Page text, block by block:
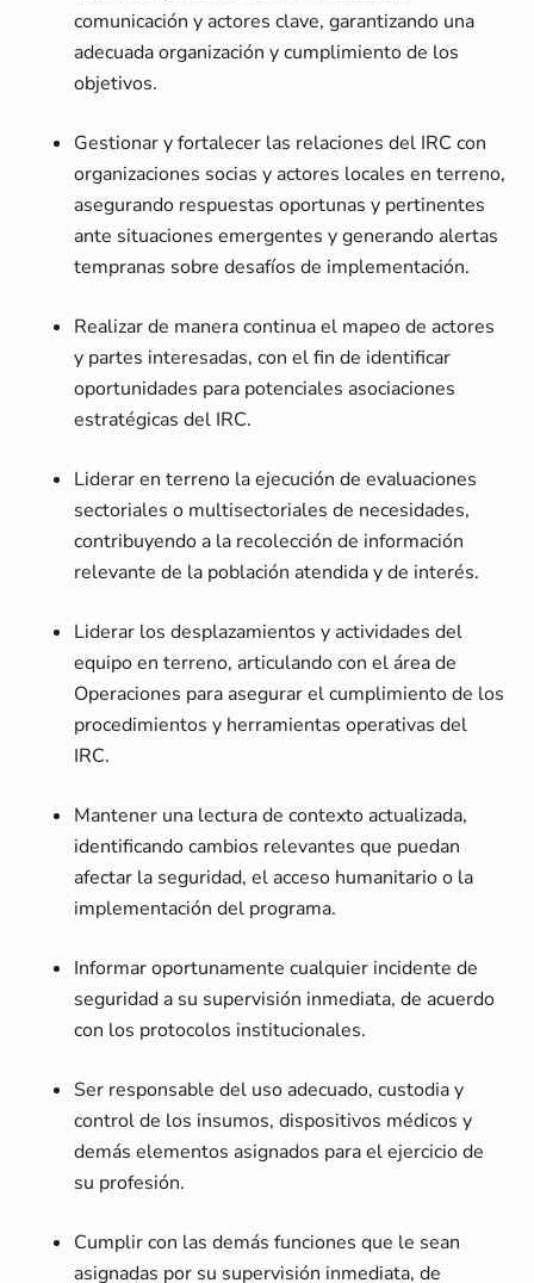
comunicación y actores clave, garantizando una
adecuada organización y cumplimiento de los
objetivos.
Gestionar y fortalecer las relaciones del IRC con
organizaciones socias y actores locales en terreno,
asegurando respuestas oportunas y pertinentes
ante situaciones emergentes y generando alertas
tempranas sobre desafíos de implementación.
Realizar de manera continua el mapeo de actores
y partes interesadas, con el fin de identificar
oportunidades para potenciales asociaciones
estratégicas del IRC.
Liderar en terreno la ejecución de evaluaciones
sectoriales o multisectoriales de necesidades,
contribuyendo a la recolección de información
relevante de la población atendida y de interés.
Liderar los desplazamientos y actividades del
equipo en terreno, articulando con el área de
Operaciones para asegurar el cumplimiento de los
procedimientos y herramientas operativas del
IRC.
Mantener una lectura de contexto actualizada,
identificando cambios relevantes que puedan
afectar la seguridad, el acceso humanitario o la
implementación del programa.
Informar oportunamente cualquier incidente de
seguridad a su supervisión inmediata, de acuerdo
con los protocolos institucionales.
Ser responsable del uso adecuado, custodia y
control de los insumos, dispositivos médicos y
demás elementos asignados para el ejercicio de
su profesión.
Cumplir con las demás funciones que le sean
asignadas por su supervisión inmediata, de